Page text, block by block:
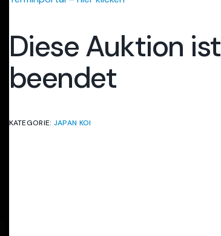
Diese Auktion ist
beendet
KATEGORIE: JAPAN KOI